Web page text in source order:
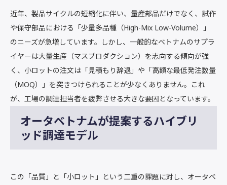
近年、製品サイクルの短縮化に伴い、量産部品だけでなく、試作
や保守部品における「少量多品種（High-Mix Low-Volume）」
のニーズが急増しています。しかし、一般的なベトナムのサプラ
イヤーは大量生産（マスプロダクション）を志向する傾向が強
く、小ロットの注文は「見積もり辞退」や「高額な最低発注数量
（MOQ）」を突きつけられることが少なくありません。これ
が、工場の調達担当者を疲弊させる大きな要因となっています。
オータベトナムが提案するハイブリ
ッド調達モデル
この「品質」と「小ロット」という二重の課題に対し、オータベ